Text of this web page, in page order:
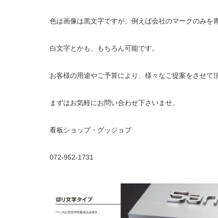
色は画像は黒文字ですが、例えば会社のマークのみを
白文字とかも、もちろん可能です。
お客様の用途やご予算により、様々なご提案をさせて
まずはお気軽にお問い合わせ下さいませ。
看板ショップ・グッジョブ
072-952-1731